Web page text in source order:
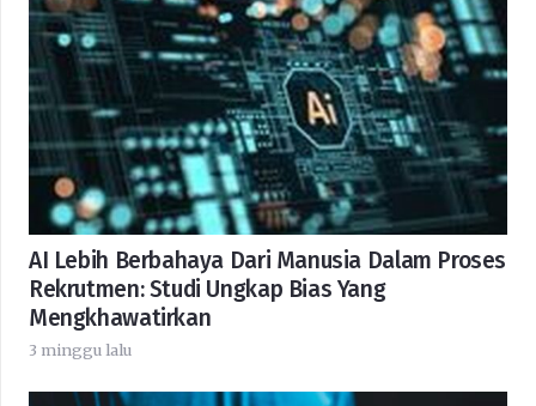
AI Lebih Berbahaya Dari Manusia Dalam Proses
Rekrutmen: Studi Ungkap Bias Yang
Mengkhawatirkan
3 minggu lalu